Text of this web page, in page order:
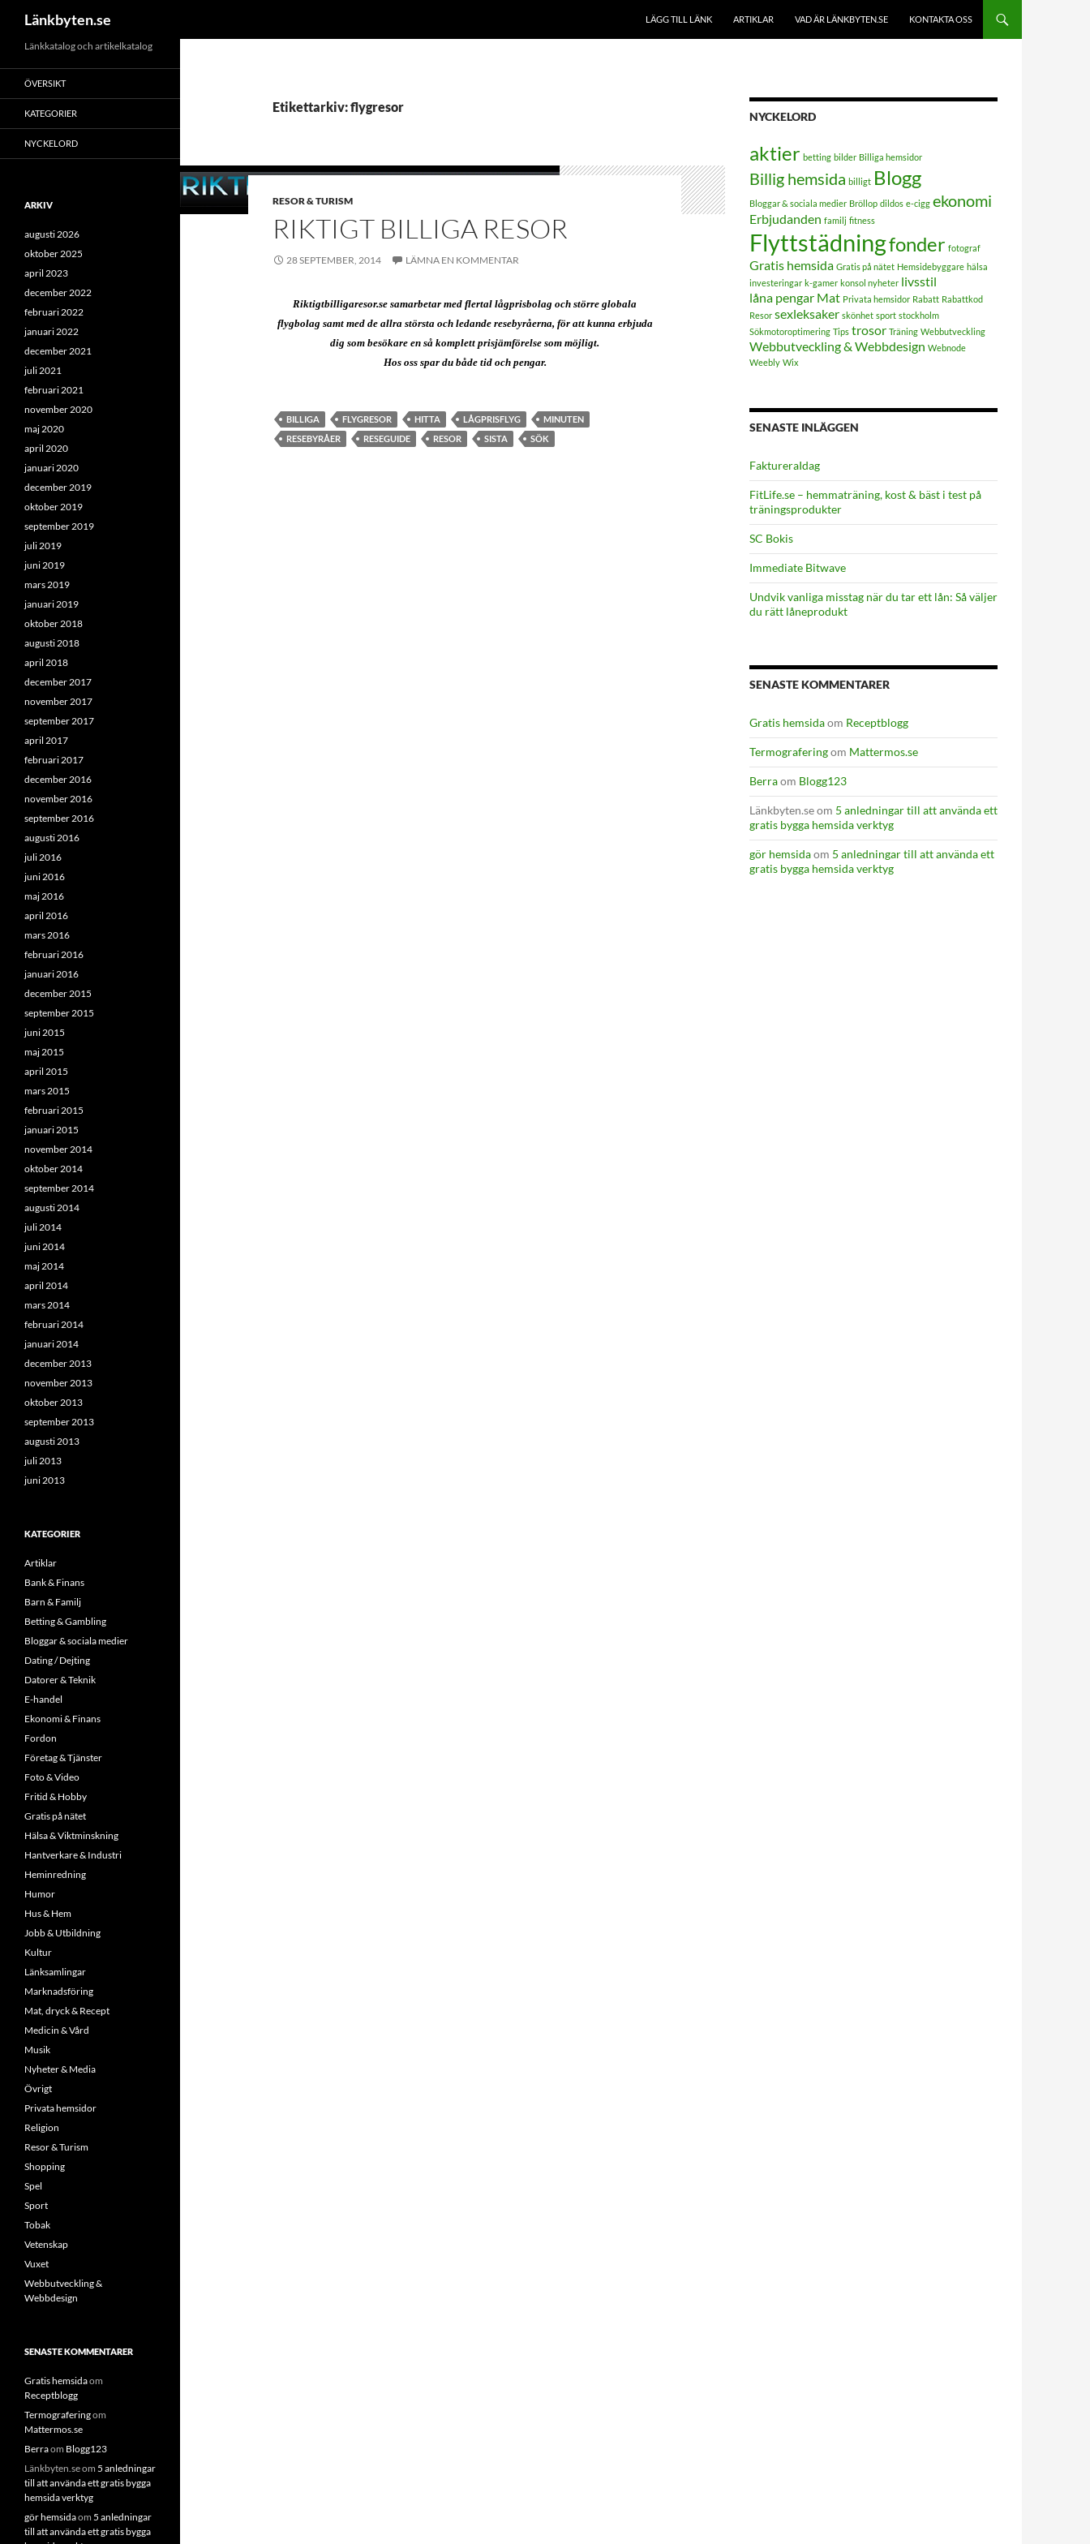
Hoppa
till
innehåll
Länkbyten.se LÄGG TILL LÄNK ARTIKLAR VAD ÄR LÄNKBYTEN.SE KONTAKTA OSS
Etikettarkiv: flygresor
RESOR & TURISM
RIKTIGT BILLIGA RESOR
28 SEPTEMBER, 2014 LÄMNA EN KOMMENTAR
Riktigtbilligaresor.se samarbetar med flertal lågprisbolag och större globala
flygbolag samt med de allra största och ledande resebyråerna, för att kunna erbjuda
dig som besökare en så komplett prisjämförelse som möjligt.
Hos oss spar du både tid och pengar.
BILLIGA FLYGRESOR HITTA LÅGPRISFLYG
MINUTEN
RESEBYRÅER
RESEGUIDE RESOR SISTA SÖK
NYCKELORD
aktier betting bilder Billiga hemsidor
Billig hemsida billigt Blogg
Bloggar & sociala medier Bröllop dildos e-cigg ekonomi
Erbjudanden familj fitness
Flyttstädningfonder fotograf
Gratis hemsida Gratis på nätet Hemsidebyggare hälsa
investeringar k-gamer konsol nyheter livsstil
låna pengar Mat Privata hemsidor Rabatt Rabattkod
Resor sexleksaker skönhet sport stockholm
Sökmotoroptimering Tips trosor Träning Webbutveckling
Webbutveckling & Webbdesign Webnode
Weebly Wix
SENASTE INLÄGGEN
FaktureraIdag
FitLife.se – hemmaträning, kost & bäst i test på
träningsprodukter
SC Bokis
Immediate Bitwave
Undvik vanliga misstag när du tar ett lån: Så väljer
du rätt låneprodukt
SENASTE KOMMENTARER
Gratis hemsidaom Receptblogg
Termograferingom Mattermos.se
Berraom Blogg123
Länkbyten.seom 5 anledningar till att använda ett
gratis bygga hemsida verktyg
gör hemsidaom 5 anledningar till att använda ett
gratis bygga hemsida verktyg
Länkkatalog och artikelkatalog
ÖVERSIKT
KATEGORIER
NYCKELORD
ARKIV
augusti 2026
oktober 2025
april 2023
december 2022
februari 2022
januari 2022
december 2021
juli 2021
februari 2021
november 2020
maj 2020
april 2020
januari 2020
december 2019
oktober 2019
september 2019
juli 2019
juni 2019
mars 2019
januari 2019
oktober 2018
augusti 2018
april 2018
december 2017
november 2017
september 2017
april 2017
februari 2017
december 2016
november 2016
september 2016
augusti 2016
juli 2016
juni 2016
maj 2016
april 2016
mars 2016
februari 2016
januari 2016
december 2015
september 2015
juni 2015
maj 2015
april 2015
mars 2015
februari 2015
januari 2015
november 2014
oktober 2014
september 2014
augusti 2014
juli 2014
juni 2014
maj 2014
april 2014
mars 2014
februari 2014
januari 2014
december 2013
november 2013
oktober 2013
september 2013
augusti 2013
juli 2013
juni 2013
KATEGORIER
Artiklar
Bank & Finans
Barn & Familj
Betting & Gambling
Bloggar & sociala medier
Dating / Dejting
Datorer & Teknik
E-handel
Ekonomi & Finans
Fordon
Företag & Tjänster
Foto & Video
Fritid & Hobby
Gratis på nätet
Hälsa & Viktminskning
Hantverkare & Industri
Heminredning
Humor
Hus & Hem
Jobb & Utbildning
Kultur
Länksamlingar
Marknadsföring
Mat, dryck & Recept
Medicin & Vård
Musik
Nyheter & Media
Övrigt
Privata hemsidor
Religion
Resor & Turism
Shopping
Spel
Sport
Tobak
Vetenskap
Vuxet
Webbutveckling &
Webbdesign
SENASTE KOMMENTARER
Gratis hemsidaom
Receptblogg
Termograferingom
Mattermos.se
Berraom Blogg123
Länkbyten.seom 5 anledningar
till att använda ett gratis bygga
hemsida verktyg
gör hemsidaom 5 anledningar
till att använda ett gratis bygga